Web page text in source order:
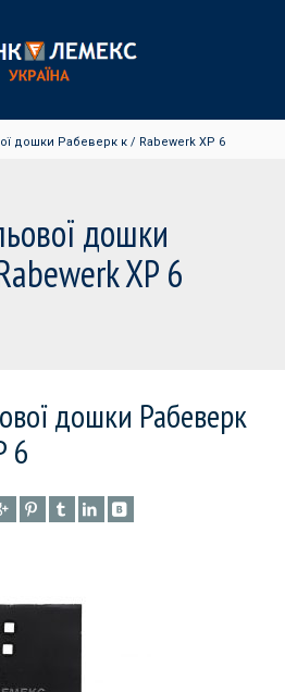
дошки Рабеверк к / Rabewerk XP 6
дошки
XP 6
дошки Рабеверк
6